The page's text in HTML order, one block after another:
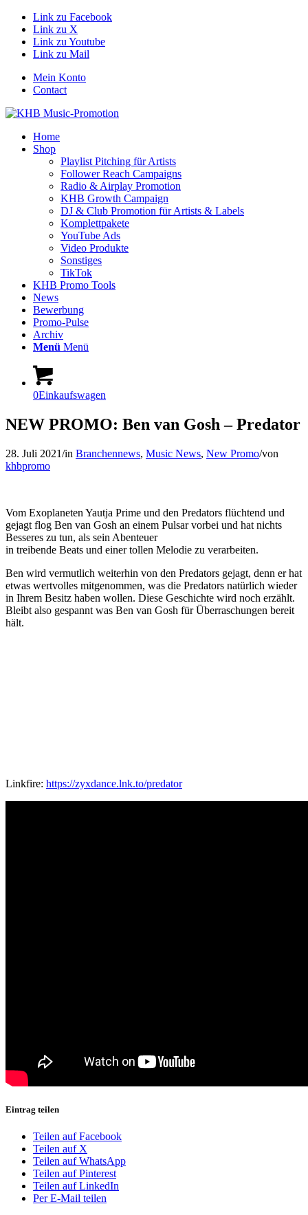
Link zu Facebook
Link zu X
Link zu Youtube
Link zu Mail
Mein Konto
Contact
Home
Shop
Playlist Pitching für Artists
Follower Reach Campaigns
Radio & Airplay Promotion
KHB Growth Campaign
DJ & Club Promotion für Artists & Labels
Komplettpakete
YouTube Ads
Video Produkte
Sonstiges
TikTok
KHB Promo Tools
News
Bewerbung
Promo-Pulse
Archiv
Menü Menü
0Einkaufswagen
NEW PROMO: Ben van Gosh – Predator
28. Juli 2021/in Branchennews, Music News, New Promo/von
khbpromo
Vom Exoplaneten Yautja Prime und den Predators flüchtend und
gejagt flog Ben van Gosh an einem Pulsar vorbei und hat nichts
Besseres zu tun, als sein Abenteuer
in treibende Beats und einer tollen Melodie zu verarbeiten.
Ben wird vermutlich weiterhin von den Predators gejagt, denn er hat
etwas wertvolles mitgenommen, was die Predators natürlich wieder
in Ihrem Besitz haben wollen. Diese Geschichte wird noch erzählt.
Bleibt also gespannt was Ben van Gosh für Überraschungen bereit
hält.
Linkfire: https://zyxdance.lnk.to/predator
Eintrag teilen
Teilen auf Facebook
Teilen auf X
Teilen auf WhatsApp
Teilen auf Pinterest
Teilen auf LinkedIn
Per E-Mail teilen